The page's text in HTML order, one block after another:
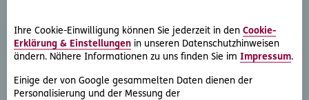
Ihre Cookie-Einwilligung können Sie jederzeit in den Cookie-
Erklärung & Einstellungen in unseren Datenschutzhinweisen
ändern. Nähere Informationen zu uns finden Sie im Impressum.
Einige der von Google gesammelten Daten dienen der
Personalisierung und der Messung der
Sie benötigen ein Schreiben an die gegnerische Partei
oder streben eine außergerichtliche Lösung an
Rechtsschutzfall melden